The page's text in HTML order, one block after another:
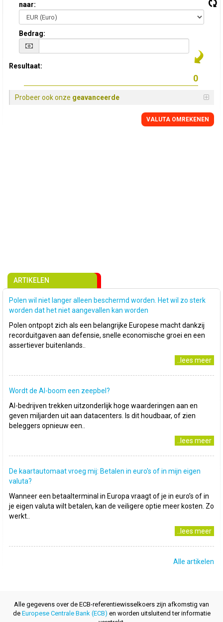
naar:
Bedrag:
Resultaat:
Probeer ook onze geavanceerde
VALUTA OMREKENEN
ARTIKELEN
Polen wil niet langer alleen beschermd worden. Het wil zo sterk
worden dat het niet aangevallen kan worden
Polen ontpopt zich als een belangrijke Europese macht dankzij
recorduitgaven aan defensie, snelle economische groei en een
assertiever buitenlands..
..lees meer
Wordt de AI-boom een zeepbel?
AI-bedrijven trekken uitzonderlijk hoge waarderingen aan en
geven miljarden uit aan datacenters. Is dit houdbaar, of zien
beleggers opnieuw een..
..lees meer
De kaartautomaat vroeg mij: Betalen in euro's of in mijn eigen
valuta?
Wanneer een betaalterminal in Europa vraagt of je in euro’s of in
je eigen valuta wilt betalen, kan de veiligere optie meer kosten. Zo
werkt..
..lees meer
Alle artikelen
Alle gegevens over de ECB-referentiewisselkoers zijn afkomstig van
de Europese Centrale Bank (ECB) en worden uitsluitend ter informatie